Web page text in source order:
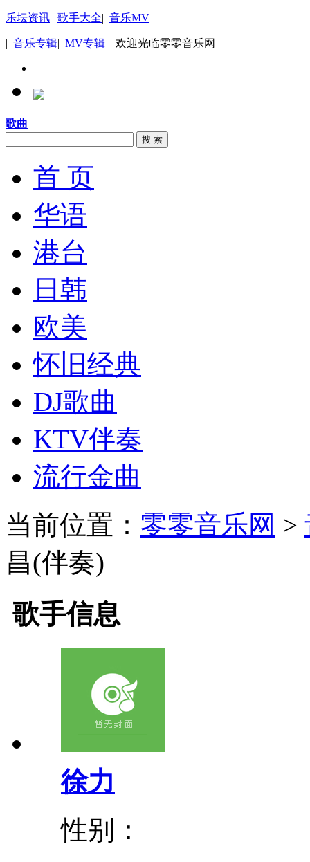
乐坛资讯| 歌手大全| 音乐MV
| 音乐专辑| MV专辑 | 欢迎光临零零音乐网
歌曲
搜 索
首 页
华语
港台
日韩
欧美
怀旧经典
DJ歌曲
KTV伴奏
流行金曲
当前位置： 零零音乐网 >
昌(伴奏)
歌手信息
徐力
性别：